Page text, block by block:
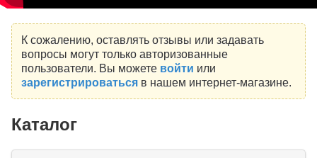
К сожалению, оставлять отзывы или задавать
вопросы могут только авторизованные
пользователи. Вы можете войти или
зарегистрироватьсяв нашем интернет-магазине.
Каталог